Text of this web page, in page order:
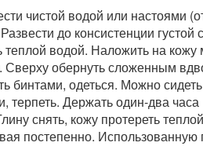
чистой водой или настоями
до консистенции
теплой водой. Наложить на
Сверху обернуть сложенным
бинтами, одеться. Можно
терпеть. Держать один-два часа
снять, кожу протереть
постепенно. Использованную